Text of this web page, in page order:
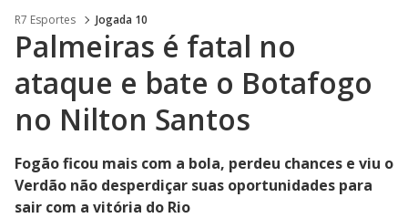
R7 Esportes Jogada 10
Palmeiras é fatal no
ataque e bate o Botafogo
no Nilton Santos
Fogão ficou mais com a bola, perdeu chances e viu o
Verdão não desperdiçar suas oportunidades para
sair com a vitória do Rio